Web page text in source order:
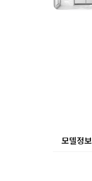
상세 정보
모델정보